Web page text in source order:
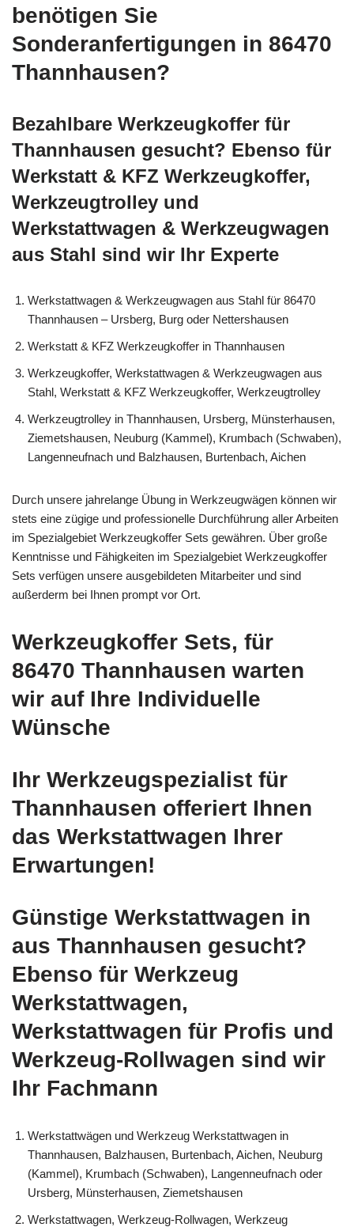
benötigen Sie
Sonderanfertigungen in 86470
Thannhausen?
Bezahlbare Werkzeugkoffer für
Thannhausen gesucht? Ebenso für
Werkstatt & KFZ Werkzeugkoffer,
Werkzeugtrolley und
Werkstattwagen & Werkzeugwagen
aus Stahl sind wir Ihr Experte
Werkstattwagen & Werkzeugwagen aus Stahl für 86470
Thannhausen – Ursberg, Burg oder Nettershausen
Werkstatt & KFZ Werkzeugkoffer in Thannhausen
Werkzeugkoffer, Werkstattwagen & Werkzeugwagen aus
Stahl, Werkstatt & KFZ Werkzeugkoffer, Werkzeugtrolley
Werkzeugtrolley in Thannhausen, Ursberg, Münsterhausen,
Ziemetshausen, Neuburg (Kammel), Krumbach (Schwaben),
Langenneufnach und Balzhausen, Burtenbach, Aichen
Durch unsere jahrelange Übung in Werkzeugwägen können wir
stets eine zügige und professionelle Durchführung aller Arbeiten
im Spezialgebiet Werkzeugkoffer Sets gewähren. Über große
Kenntnisse und Fähigkeiten im Spezialgebiet Werkzeugkoffer
Sets verfügen unsere ausgebildeten Mitarbeiter und sind
außerderm bei Ihnen prompt vor Ort.
Werkzeugkoffer Sets, für
86470 Thannhausen warten
wir auf Ihre Individuelle
Wünsche
Ihr Werkzeugspezialist für
Thannhausen offeriert Ihnen
das Werkstattwagen Ihrer
Erwartungen!
Günstige Werkstattwagen in
aus Thannhausen gesucht?
Ebenso für Werkzeug
Werkstattwagen,
Werkstattwagen für Profis und
Werkzeug-Rollwagen sind wir
Ihr Fachmann
Werkstattwägen und Werkzeug Werkstattwagen in
Thannhausen, Balzhausen, Burtenbach, Aichen, Neuburg
(Kammel), Krumbach (Schwaben), Langenneufnach oder
Ursberg, Münsterhausen, Ziemetshausen
Werkstattwagen, Werkzeug-Rollwagen, Werkzeug